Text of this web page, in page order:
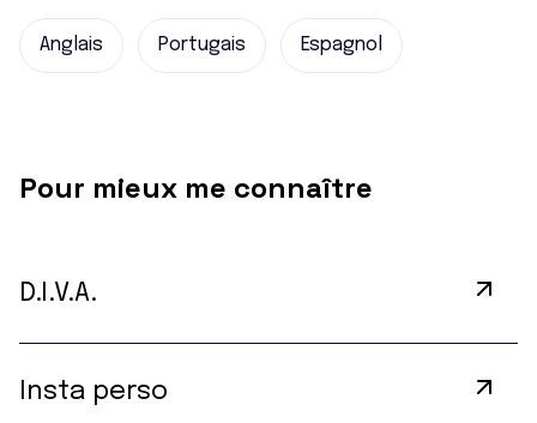
Anglais Portugais Espagnol
Pour mieux me connaître
D.I.V.A.
Insta perso